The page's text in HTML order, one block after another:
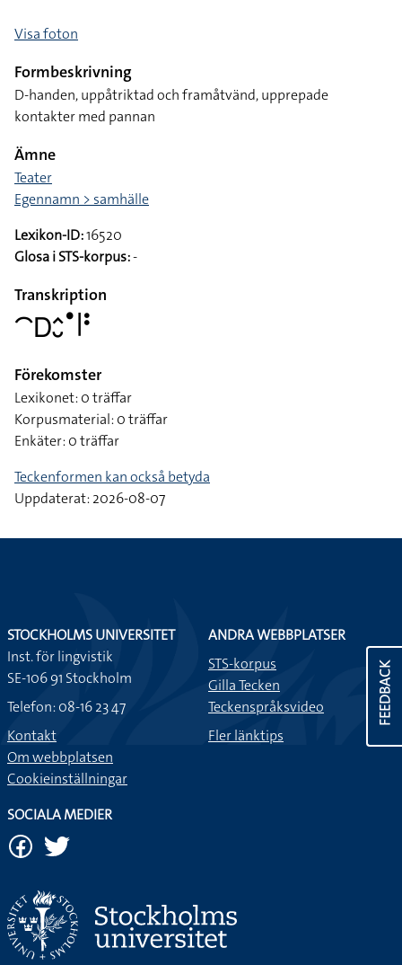
Visa foton
Formbeskrivning
D-handen, uppåtriktad och framåtvänd, upprepade
kontakter med pannan
Ämne
Teater
Egennamn > samhälle
Lexikon-ID:16520
Glosa i STS-korpus:-
Transkription
􌤃􌦫􌤵􌤷􌤟􌥼􌥻
Förekomster
Lexikonet: 0 träffar
Korpusmaterial: 0 träffar
Enkäter: 0 träffar
Teckenformen kan också betyda
Uppdaterat: 2026-08-07
FEEDBACK
STOCKHOLMS UNIVERSITET
Inst. för lingvistik
SE-106 91 Stockholm
Telefon: 08-16 23 47
Kontakt
Om webbplatsen
Cookieinställningar
ANDRA WEBBPLATSER
STS-korpus
Gilla Tecken
Teckenspråksvideo
Fler länktips
SOCIALA MEDIER